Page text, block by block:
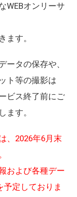
WEBオンリーサ
ます。
ータの保存や、
ト等の撮影は
ビス終了前にご
ます。
、2026年6月末
および各種デー
予定しておりま